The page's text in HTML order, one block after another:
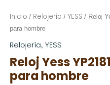
Inicio / Relojería / YESS / Reloj
para hombre
Relojería, YESS
Reloj Yess
para hombre
Reloj
Yess
YP21815
deportivo
para
hombre